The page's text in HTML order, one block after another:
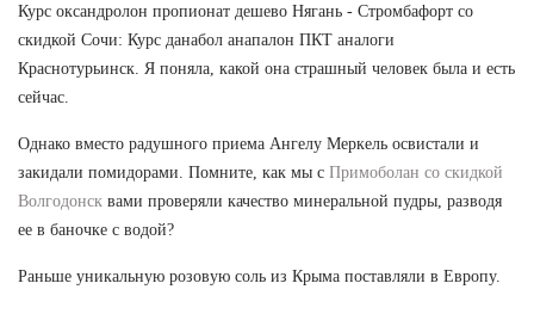
Курс оксандролон пропионат дешево Нягань - Стромбафорт со
скидкой Сочи: Курс данабол анапалон ПКТ аналоги
Краснотурьинск. Я поняла, какой она страшный человек была и есть
сейчас.
Однако вместо радушного приема Ангелу Меркель освистали и
закидали помидорами. Помните, как мы с Примоболан со скидкой
Волгодонск вами проверяли качество минеральной пудры, разводя
ее в баночке с водой?
Раньше уникальную розовую соль из Крыма поставляли в Европу.